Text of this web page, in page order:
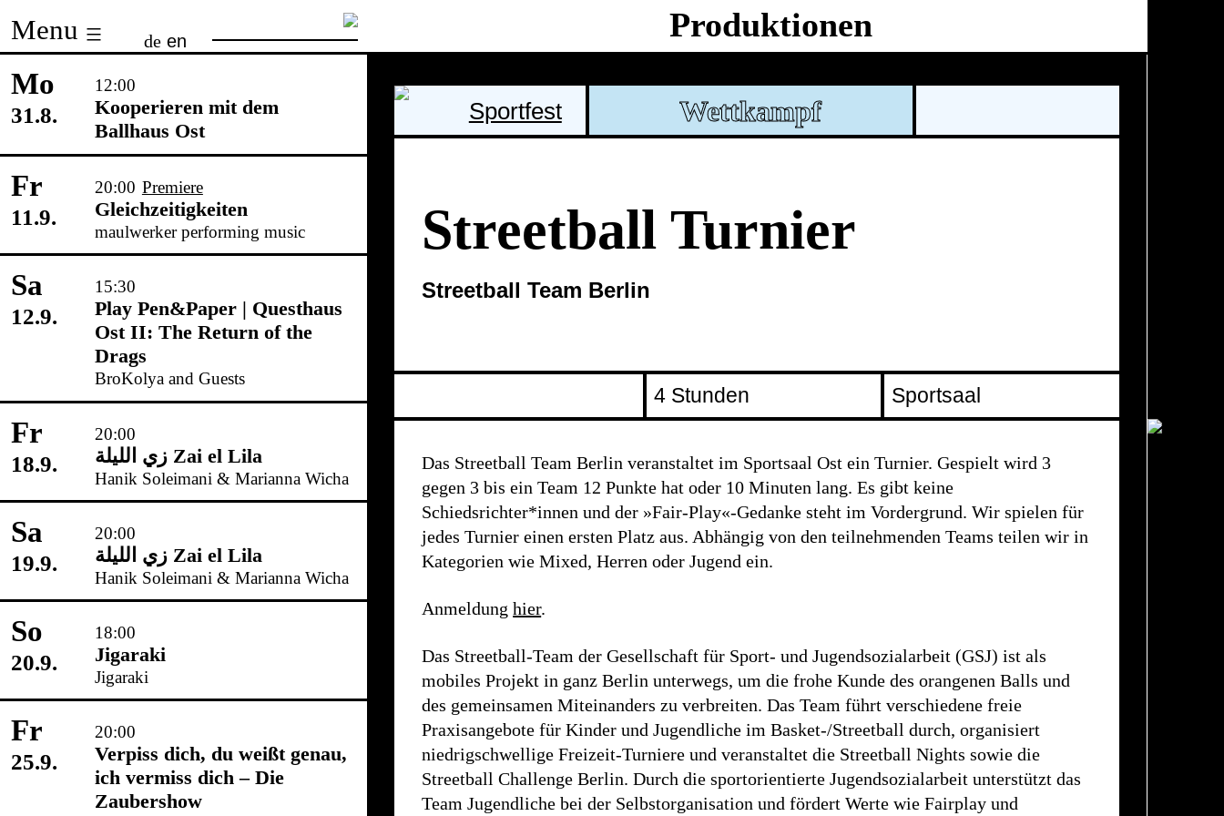
to
content
Menu de en
Mo
31.8.
12:00
Kooperieren mit dem
Ballhaus Ost
Fr
11.9.
20:00 Premiere
Gleichzeitigkeiten
maulwerker performing music
Sa
12.9.
15:30
Play Pen&Paper | Questhaus
Ost II: The Return of the
Drags
BroKolya and Guests
Fr
18.9.
20:00
زي‌ اللیلة Zai el Lila
Hanik Soleimani & Marianna Wicha
Sa
19.9.
20:00
زي‌ اللیلة Zai el Lila
Hanik Soleimani & Marianna Wicha
So
20.9.
18:00
Jigaraki
Jigaraki
Fr
25.9.
20:00
Verpiss dich, du weißt genau,
ich vermiss dich – Die
Zaubershow
Produktionen
Sportfest Wettkampf
Streetball Turnier
Streetball Team Berlin
4 Stunden Sportsaal
Das Streetball Team Berlin veranstaltet im Sportsaal Ost ein Turnier. Gespielt wird 3
gegen 3 bis ein Team 12 Punkte hat oder 10 Minuten lang. Es gibt keine
Schiedsrichter*innen und der »Fair-Play«-Gedanke steht im Vordergrund. Wir spielen für
jedes Turnier einen ersten Platz aus. Abhängig von den teilnehmenden Teams teilen wir in
Kategorien wie Mixed, Herren oder Jugend ein.
Anmeldunghier.
Das Streetball-Team der Gesellschaft für Sport- und Jugendsozialarbeit (GSJ) ist als
mobiles Projekt in ganz Berlin unterwegs, um die frohe Kunde des orangenen Balls und
des gemeinsamen Miteinanders zu verbreiten. Das Team führt verschiedene freie
Praxisangebote für Kinder und Jugendliche im Basket-/Streetball durch, organisiert
niedrigschwellige Freizeit-Turniere und veranstaltet die Streetball Nights sowie die
Streetball Challenge Berlin. Durch die sportorientierte Jugendsozialarbeit unterstützt das
Team Jugendliche bei der Selbstorganisation und fördert Werte wie Fairplay und